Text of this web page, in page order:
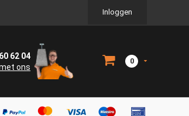
Inloggen
62 04
ons
0